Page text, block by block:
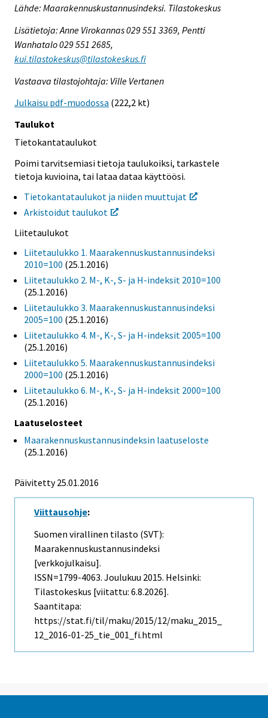
Lähde: Maarakennuskustannusindeksi. Tilastokeskus
Lisätietoja: Anne Virokannas 029 551 3369, Pentti
Wanhatalo 029 551 2685,
kui.tilastokeskus@tilastokeskus.fi
Vastaava tilastojohtaja: Ville Vertanen
Julkaisu pdf-muodossa (222,2 kt)
Taulukot
Tietokantataulukot
Poimi tarvitsemiasi tietoja taulukoiksi, tarkastele
tietoja kuvioina, tai lataa dataa käyttöösi.
Tietokantataulukot ja niiden muuttujat
Arkistoidut taulukot
Liitetaulukot
Liitetaulukko 1. Maarakennuskustannusindeksi
2010=100 (25.1.2016)
Liitetaulukko 2. M-, K-, S- ja H-indeksit 2010=100
(25.1.2016)
Liitetaulukko 3. Maarakennuskustannusindeksi
2005=100 (25.1.2016)
Liitetaulukko 4. M-, K-, S- ja H-indeksit 2005=100
(25.1.2016)
Liitetaulukko 5. Maarakennuskustannusindeksi
2000=100 (25.1.2016)
Liitetaulukko 6. M-, K-, S- ja H-indeksit 2000=100
(25.1.2016)
Laatuselosteet
Maarakennuskustannusindeksin laatuseloste
(25.1.2016)
Päivitetty 25.01.2016
Viittausohje:
Suomen virallinen tilasto (SVT):
Maarakennuskustannusindeksi
[verkkojulkaisu].
ISSN=1799-4063. Joulukuu 2015. Helsinki:
Tilastokeskus [viitattu: 6.8.2026].
Saantitapa:
https://stat.fi/til/maku/2015/12/maku_2015_
12_2016-01-25_tie_001_fi.html